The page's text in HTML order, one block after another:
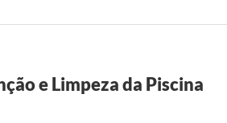
e Limpeza da Piscina